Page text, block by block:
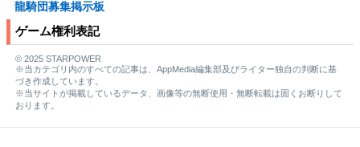
龍騎団募集掲示板
ゲーム権利表記
© 2025 STARPOWER
※当カテゴリ内のすべての記事は、AppMedia編集部及びライター独自の判断に基
づき作成しています。
※当サイトが掲載しているデータ、画像等の無断使用・無断転載は固くお断りして
おります。